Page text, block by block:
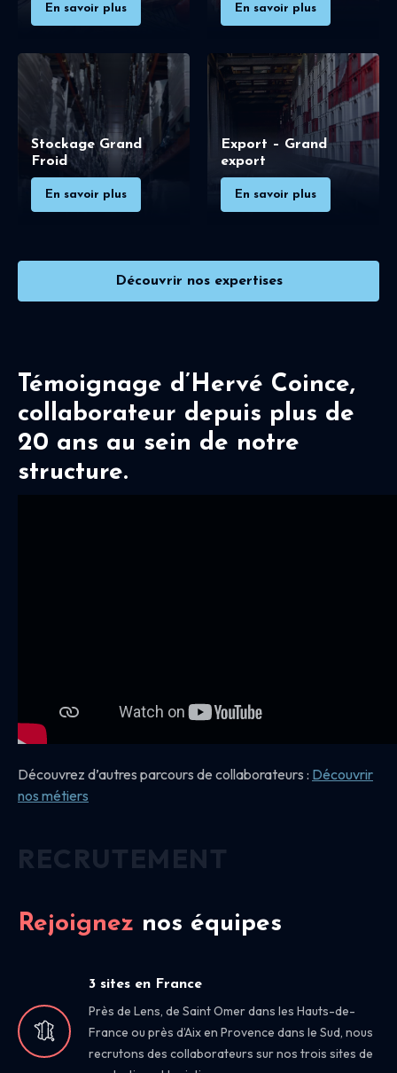
En savoir plus En savoir plus
Stockage Grand
Froid
En savoir plus
Export – Grand
export
En savoir plus
Découvrir nos expertises
Témoignage d’Hervé Coince,
collaborateur depuis plus de
20 ans au sein de notre
structure.
Découvrez d’autres parcours de collaborateurs : Découvrir
nos métiers
Rejoignez nos équipes
3 sites en France
Près de Lens, de Saint Omer dans les Hauts-de-
France ou près d’Aix en Provence dans le Sud, nous
recrutons des collaborateurs sur nos trois sites de
RECRUTEMENT